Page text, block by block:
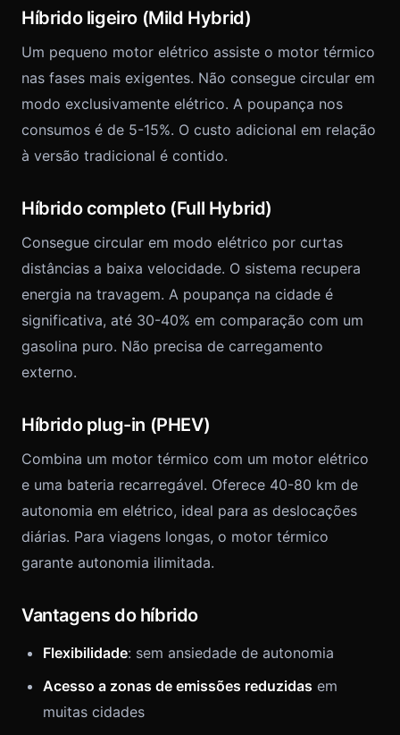
Híbrido ligeiro (Mild Hybrid)
Um pequeno motor elétrico assiste o motor térmico
nas fases mais exigentes. Não consegue circular em
modo exclusivamente elétrico. A poupança nos
consumos é de 5-15%. O custo adicional em relação
à versão tradicional é contido.
Híbrido completo (Full Hybrid)
Consegue circular em modo elétrico por curtas
distâncias a baixa velocidade. O sistema recupera
energia na travagem. A poupança na cidade é
significativa, até 30-40% em comparação com um
gasolina puro. Não precisa de carregamento
externo.
Híbrido plug-in (PHEV)
Combina um motor térmico com um motor elétrico
e uma bateria recarregável. Oferece 40-80 km de
autonomia em elétrico, ideal para as deslocações
diárias. Para viagens longas, o motor térmico
garante autonomia ilimitada.
Vantagens do híbrido
Flexibilidade: sem ansiedade de autonomia
Acesso a zonas de emissões reduzidas em
muitas cidades